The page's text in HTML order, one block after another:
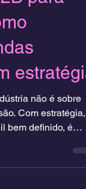
para
estratégia
não é sobre
Com estratégia,
bem definido, é